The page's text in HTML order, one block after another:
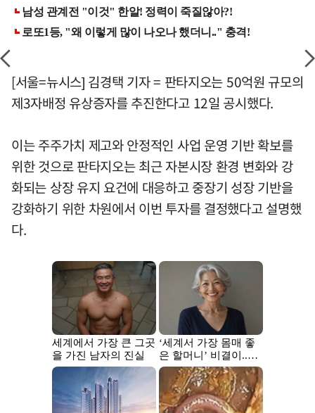
[서울=뉴시스] 김경택 기자 = 판타지오는 50억원 규모의
제3자배정 유상증자를 추진한다고 12일 공시했다.
이는 주주가치 제고와 안정적인 사업 운영 기반 확보를
위한 것으로 판타지오는 최근 자본시장 환경 변화와 강
화되는 상장 유지 요건에 대응하고 중장기 성장 기반을
강화하기 위한 차원에서 이번 투자를 결정했다고 설명했
다.